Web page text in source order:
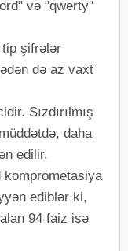
və "qwerty"
şifrələr
də az vaxt
Sızdırılmış
daha
edilir.
komprometasiya
ediblər ki,
94 faiz isə